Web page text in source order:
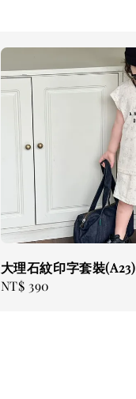
大理石紋印字套裝(A23)
Regular
NT$ 390